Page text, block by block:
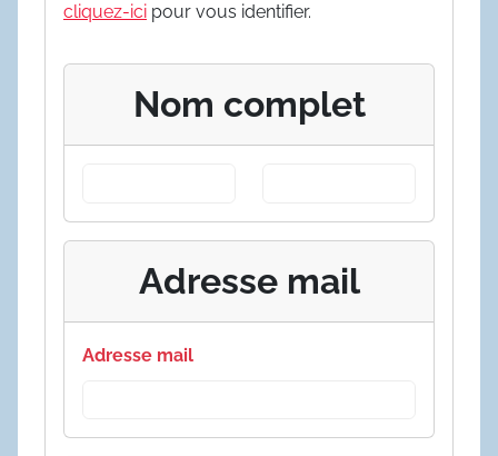
cliquez-ici pour vous identifier.
Nom complet
Adresse mail
Adresse mail